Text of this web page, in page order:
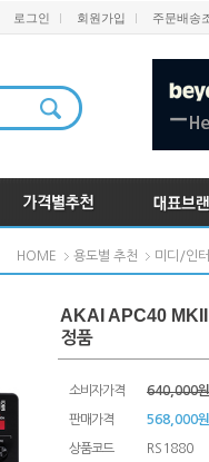
로그인 회원가입 주문배송
HOME 용도별 추천 미디/인
AKAI APC40 MKII
정품
소비자가격 640,000원
판매가격 568,000원
상품코드 RS1880